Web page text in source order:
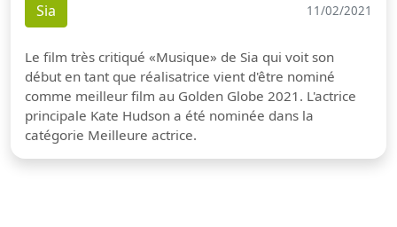
Sia 11/02/2021
Le film très critiqué «Musique» de Sia qui voit son
début en tant que réalisatrice vient d'être nominé
comme meilleur film au Golden Globe 2021. L'actrice
principale Kate Hudson a été nominée dans la
catégorie Meilleure actrice.